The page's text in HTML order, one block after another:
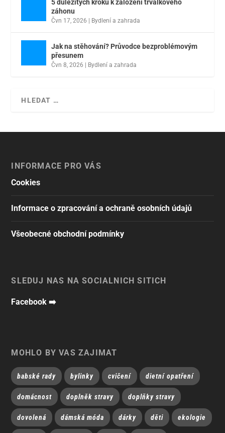
5 důležitých kroků k založení trvalkového
záhonu
Čvn 17, 2026 | Bydlení a zahrada
Jak na stěhování? Průvodce bezproblémovým
přesunem
Čvn 8, 2026 | Bydlení a zahrada
INFORMACE PRO VÁS
Cookies
Informace o zpracování a ochraně osobních údajů
Všeobecné obchodní podmínky
SLEDUJ NÁS NA SOCIÁLNÍCH SÍTÍCH
Facebook ➡️
MOHLO BY VÁS ZAJÍMAT
babské rady bylinky cvičení dietní opatření
domácnost doplněk stravy doplňky stravy
dovolená dámská móda dárky děti ekologie